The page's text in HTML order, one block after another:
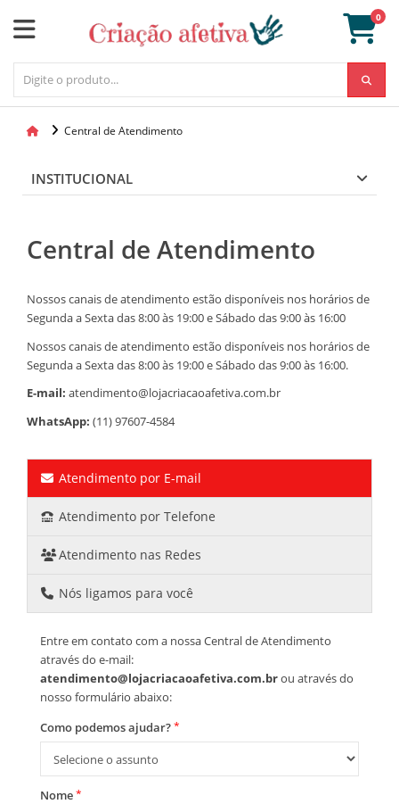
0
Central de Atendimento
INSTITUCIONAL
Central de Atendimento
Nossos canais de atendimento estão disponíveis nos horários de
Segunda a Sexta das 8:00 às 19:00 e Sábado das 9:00 às 16:00
Nossos canais de atendimento estão disponíveis nos horários de
Segunda a Sexta das 8:00 às 19:00 e Sábado das 9:00 às 16:00.
E-mail: atendimento@lojacriacaoafetiva.com.br
WhatsApp: (11) 97607-4584
Atendimento por E-mail
Atendimento por Telefone
Atendimento nas Redes
Nós ligamos para você
Entre em contato com a nossa Central de Atendimento
através do e-mail:
atendimento@lojacriacaoafetiva.com.brou através do
nosso formulário abaixo:
Como podemos ajudar?*
Nome*